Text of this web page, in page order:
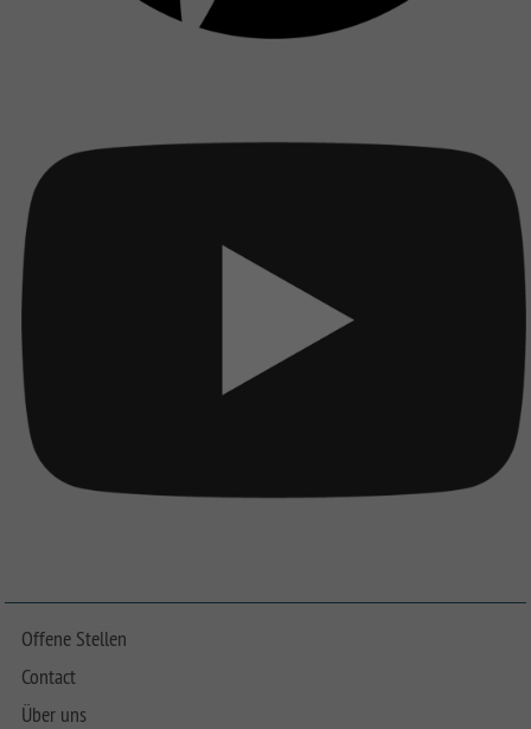
Offene Stellen
Contact
Über uns